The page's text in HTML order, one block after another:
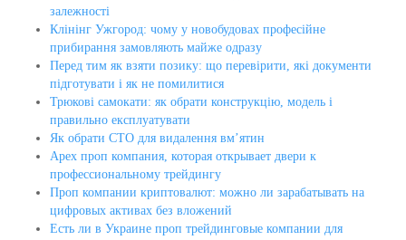
залежності
Клінінг Ужгород: чому у новобудовах професійне
прибирання замовляють майже одразу
Перед тим як взяти позику: що перевірити, які документи
підготувати і як не помилитися
Трюкові самокати: як обрати конструкцію, модель і
правильно експлуатувати
Як обрати СТО для видалення вм’ятин
Apex проп компания, которая открывает двери к
профессиональному трейдингу
Проп компании криптовалют: можно ли зарабатывать на
цифровых активах без вложений
Есть ли в Украине проп трейдинговые компании для